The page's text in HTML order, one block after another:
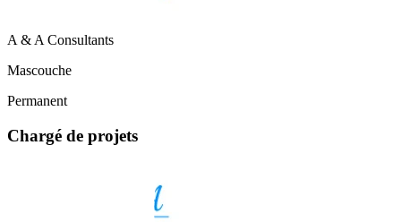
A & A Consultants
Mascouche
Permanent
Chargé de projets